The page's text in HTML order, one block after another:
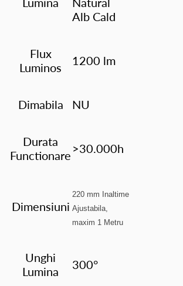
Alb Cald
Flux
Luminos
1200 lm
Dimabila NU
Durata
Functionare >30.000h
Dimensiuni
220 mm Inaltime
Ajustabila,
maxim 1 Metru
Unghi
Lumina
300°